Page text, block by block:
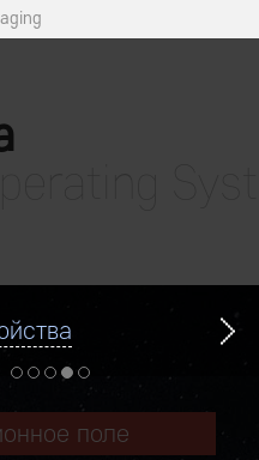
поле